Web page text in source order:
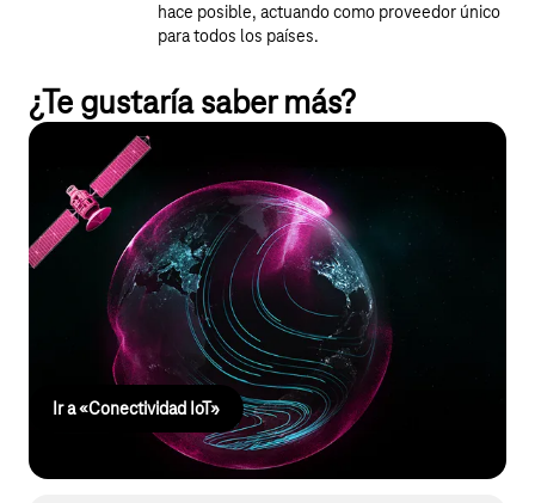
hace posible, actuando como proveedor único
para todos los países.
¿Te gustaría saber más?
Conectividad IoT
Una conectividad IoT adecuada coordina las conexiones IoT
entre plataformas, integra dispositivos y datos a través de API y
permite un control global con los más altos estándares de
seguridad. Podrás gestionar tus proyectos IoT de forma flexible,
eficiente e independiente de los fabricantes.
Ir a «Conectividad IoT»